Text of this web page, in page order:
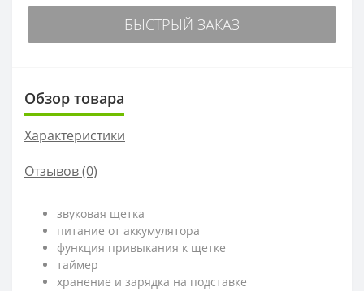
БЫСТРЫЙ ЗАКАЗ
Обзор товара
Характеристики
Отзывов (0)
звуковая щетка
питание от аккумулятора
функция привыкания к щетке
таймер
хранение и зарядка на подставке